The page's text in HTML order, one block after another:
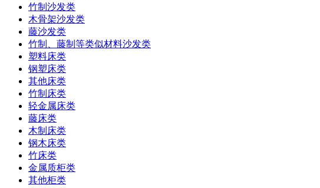
竹制沙发类
木骨架沙发类
藤沙发类
竹制、藤制等类似材料沙发类
塑料床类
钢塑床类
其他床类
竹制床类
轻金属床类
藤床类
木制床类
钢木床类
竹床类
金属质柜类
其他柜类